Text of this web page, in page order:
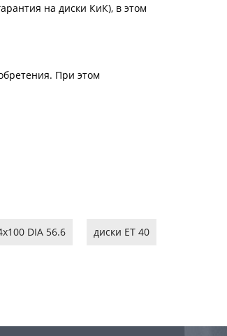
на диски КиК), в этом
При этом
DIA 56.6 диски ET 40